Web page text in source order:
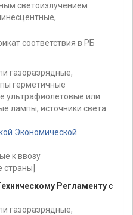
светоизлучением
соответствия в РБ
газоразрядные,
герметичные
ультрафиолетовые или
лампы; источники света
Экономической
к ввозу
страны]
Регламентус
газоразрядные,